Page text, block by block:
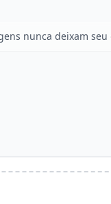
nunca deixam seu